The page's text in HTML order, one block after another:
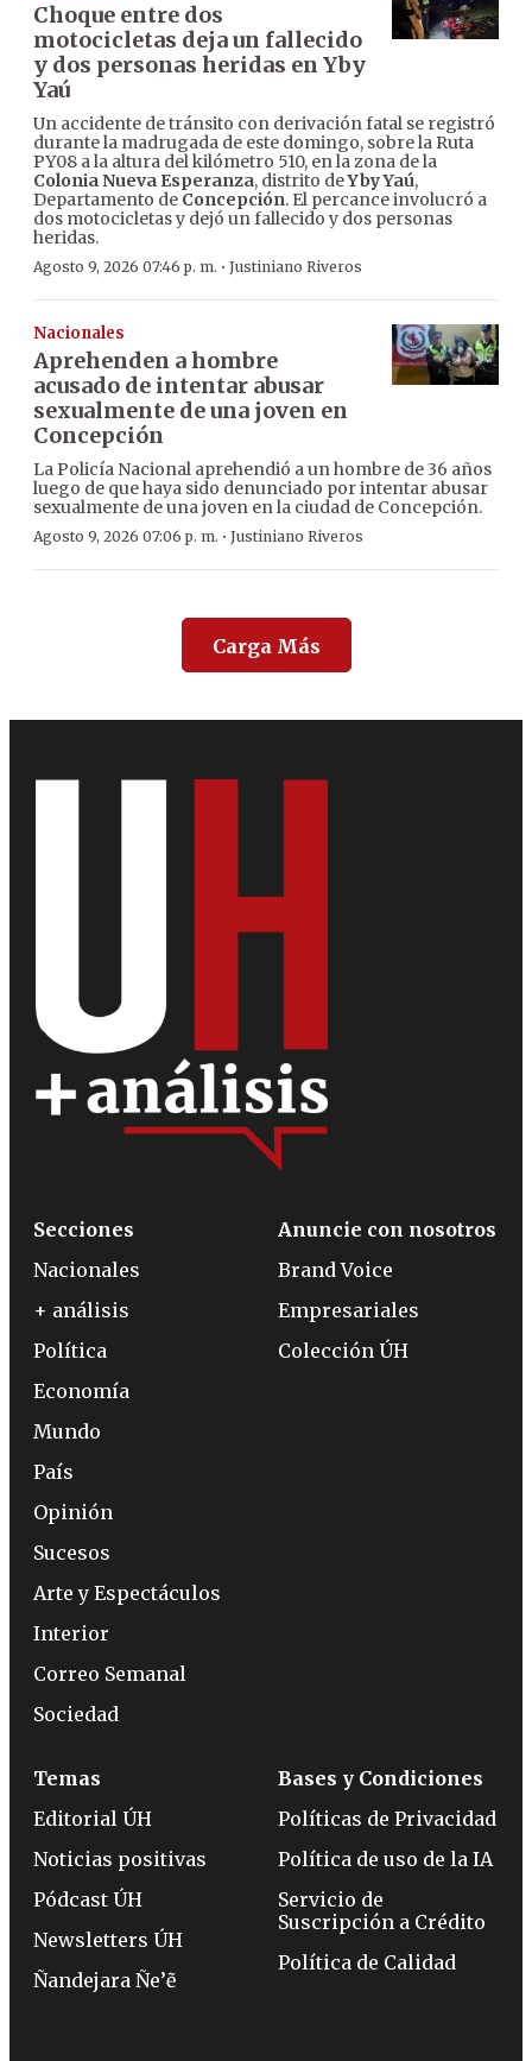
Choque entre dos
motocicletas deja un fallecido
y dos personas heridas en Yby
Yaú
Un accidente de tránsito con derivación fatal se registró
durante la madrugada de este domingo, sobre la Ruta
PY08 a la altura del kilómetro 510, en la zona de la
Colonia Nueva Esperanza, distrito deYby Yaú,
Departamento de Concepción. El percance involucró a
dos motocicletas y dejó un fallecido y dos personas
heridas.
Agosto 9, 2026 07:46 p. m. · Justiniano Riveros
Nacionales
Aprehenden a hombre
acusado de intentar abusar
sexualmente de una joven en
Concepción
La Policía Nacional aprehendió a un hombre de 36 años
luego de que haya sido denunciado por intentar abusar
sexualmente de una joven en la ciudad de Concepción.
Agosto 9, 2026 07:06 p. m. · Justiniano Riveros
Carga Más
Secciones
Nacionales
+ análisis
Política
Economía
Mundo
País
Opinión
Sucesos
Arte y Espectáculos
Interior
Correo Semanal
Sociedad
Anuncie con nosotros
Brand Voice
Empresariales
Colección ÚH
Temas
Editorial ÚH
Noticias positivas
Pódcast ÚH
Newsletters ÚH
Ñandejara Ñe’ẽ
Bases y Condiciones
Políticas de Privacidad
Política de uso de la IA
Servicio de
Suscripción a Crédito
Política de Calidad